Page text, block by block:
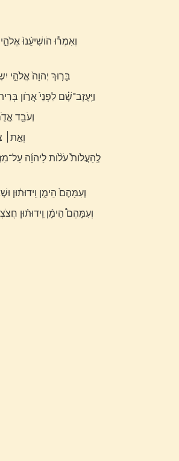
בָּר֤וּךְ יְהוָה֙ אֱלֹהֵ֣י
וַיַּֽעֲזָב־שָׁ֗ם לִפְנֵי֙ אֲרֹ֣ון
וְעֹבֵ֥ד
וְאֵ֣ת׀
וְעִמָּהֶם֙ הֵימָ֣ן וִֽידוּת֔וּן
וְעִמָּהֶם֩ הֵימָ֨ן וִֽידוּת֜וּן